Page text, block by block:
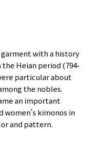
with a history
the Heian period (794-
particular about
the nobles.
an important
women's kimonos in
and pattern.